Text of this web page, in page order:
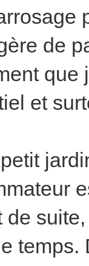
de
que
et
de
temps.